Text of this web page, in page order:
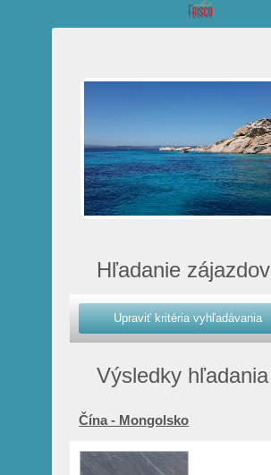
Hľadanie zájazdov
Výsledky hľadania
Čína - Mongolsko